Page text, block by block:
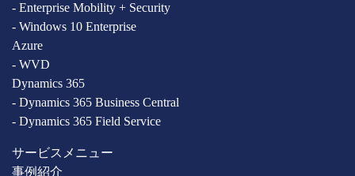
- Enterprise Mobility + Security
- Windows 10 Enterprise
Azure
- WVD
Dynamics 365
- Dynamics 365 Business Central
- Dynamics 365 Field Service
サービスメニュー
事例紹介